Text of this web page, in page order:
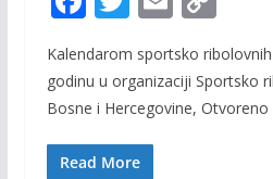
ac
e
b
o
itt
er
m
ai
l
o
p
y
Kalendarom sportsko
godinu u organizaciji Sportsko
Bosne i Hercegovine,
Read More